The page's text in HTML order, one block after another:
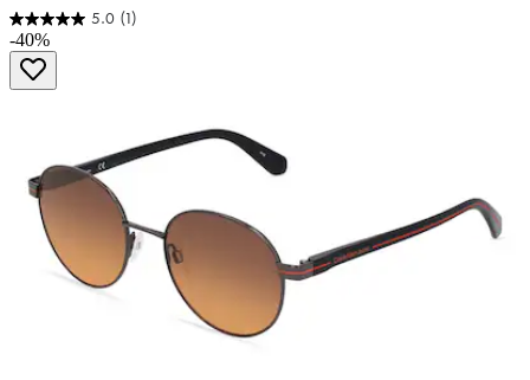
5.0 (1)
5.0
von
Sternen.
-40%